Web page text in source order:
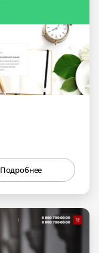
Подробнее